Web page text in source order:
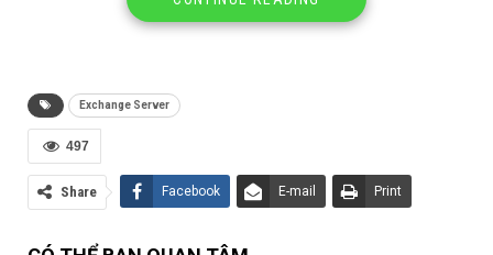
Download ISO Exchange Server 2016/2019
Link
Link
Exchange Server
497
Share Facebook E-mail Print